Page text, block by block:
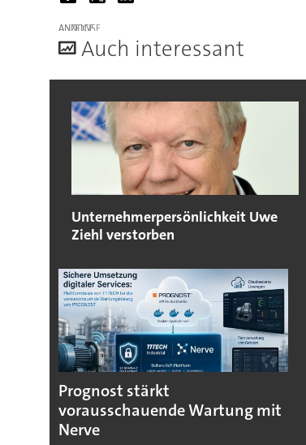
ANZEIGE
Auch interessant
Unternehmerpersönlichkeit Uwe
Ziehl verstorben
Prognost stärkt
vorausschauende Wartung mit
Nerve